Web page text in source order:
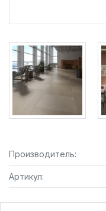
Производитель:
Артикул: